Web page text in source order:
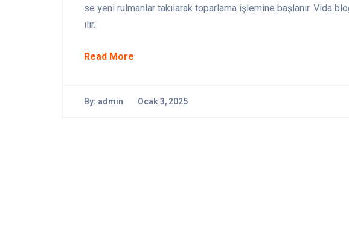
se yeni rulmanlar takılarak toparlama işlemine başlanır. Vida
ılır.
Read More
By: admin Ocak 3, 2025